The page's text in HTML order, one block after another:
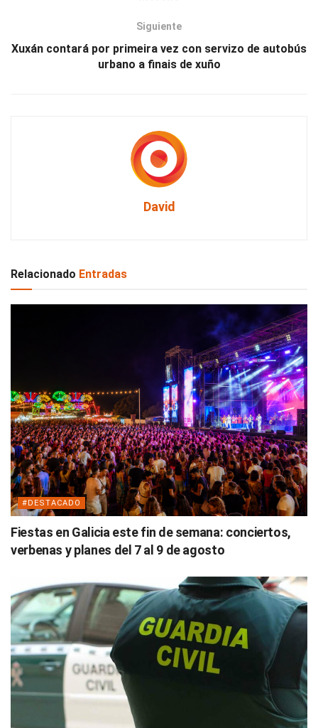
Siguiente
Xuxán contará por primeira vez con servizo de autobús
urbano a finais de xuño
David
Relacionado Entradas
#DESTACADO
Fiestas en Galicia este fin de semana: conciertos,
verbenas y planes del 7 al 9 de agosto